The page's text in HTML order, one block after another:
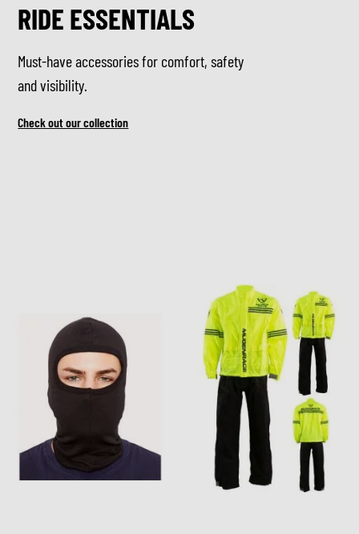
RIDE ESSENTIALS
Must-have accessories for comfort, safety
and visibility.
Check out our collection